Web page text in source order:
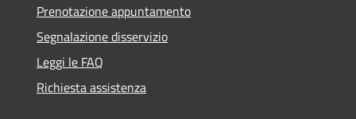
Prenotazione appuntamento
Segnalazione disservizio
Leggi le FAQ
Richiesta assistenza